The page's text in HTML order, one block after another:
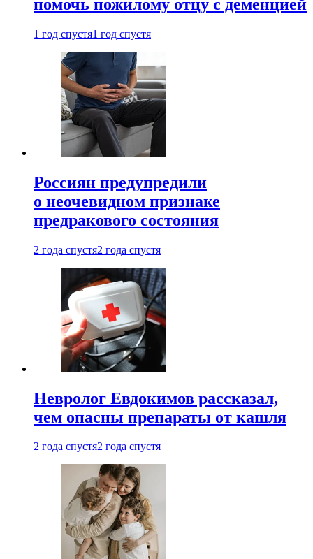
помочь пожилому отцу с деменцией
1 год спустя1 год спустя
Россиян предупредили
о неочевидном признаке
предракового состояния
2 года спустя2 года спустя
Невролог Евдокимов рассказал,
чем опасны препараты от кашля
2 года спустя2 года спустя